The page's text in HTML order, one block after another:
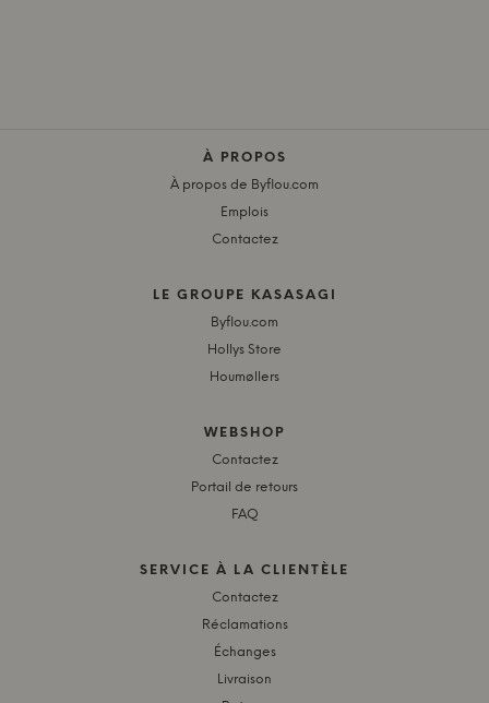
À PROPOS
À propos de Byflou.com
Emplois
Contactez
LE GROUPE KASASAGI
Byflou.com
Hollys Store
Houmøllers
WEBSHOP
Contactez
Portail de retours
FAQ
SERVICE À LA CLIENTÈLE
Contactez
Réclamations
Échanges
Livraison